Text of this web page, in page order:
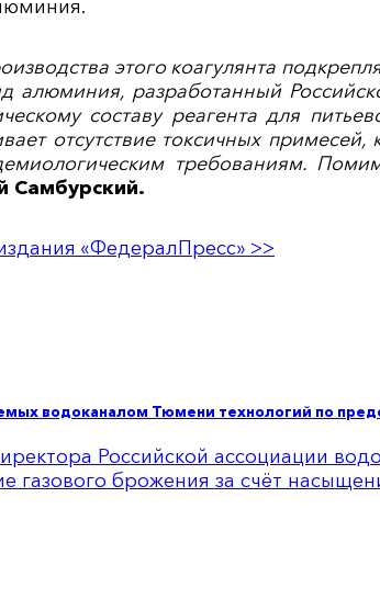
этого коагулянта
алюминия, разработанный
составу реагента для
отсутствие токсичных
требованиям.
Самбурский.
«ФедералПресс» >>
водоканалом Тюмени технологий по
Российской ассоциации
газового брожения за счёт